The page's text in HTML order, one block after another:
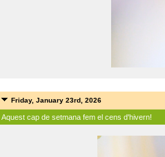
Friday, January 23rd, 2026
Aquest cap de setmana fem el cens d'hivern!